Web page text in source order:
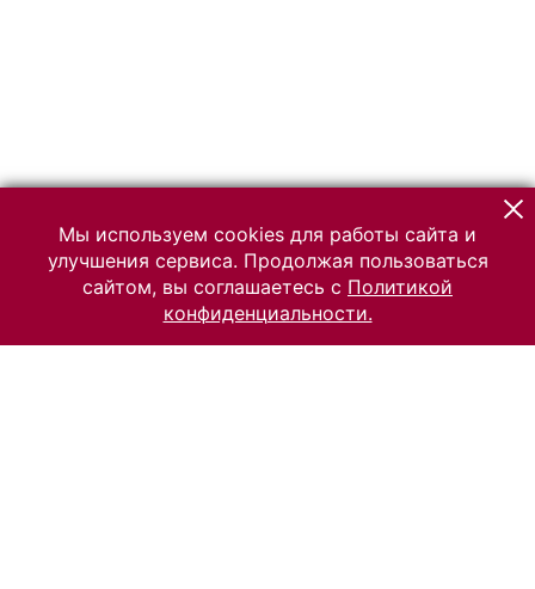
Мы используем cookies для работы сайта и
улучшения сервиса. Продолжая пользоваться
сайтом, вы соглашаетесь с Политикой
конфиденциальности.